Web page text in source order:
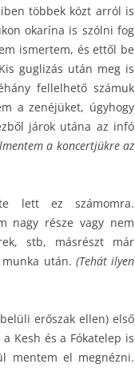
többek közt arról is
okarína is szólni fog
ismertem, és ettől be
guglizás után meg is
fellelhető számuk
a zenéjüket, úgyhogy
járok utána az infó
a koncertjükre az
lett ez számomra.
nagy része vagy nem
stb, másrészt már
után. (Tehát ilyen
erőszak ellen) első
Kesh és a Fókatelep is
mentem el megnézni.